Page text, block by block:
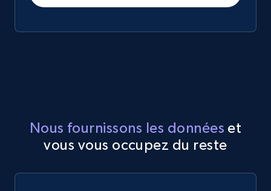
Nous fournissons les données et
vous vous occupez du reste